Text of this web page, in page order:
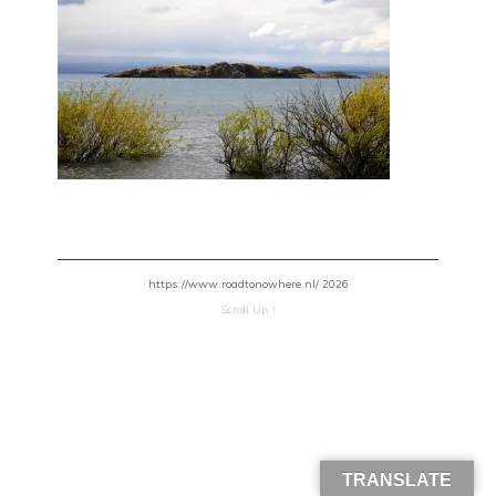
https://www.roadtonowhere.nl/ 2026
Scroll Up ↑
TRANSLATE